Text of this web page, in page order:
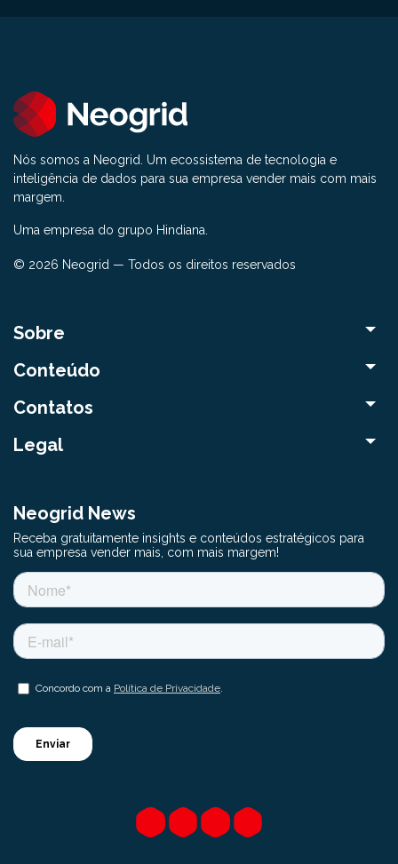
Nós somos a Neogrid. Um ecossistema de tecnologia e
inteligência de dados para sua empresa vender mais com mais
margem.
Uma empresa do grupo Hindiana.
© 2026 Neogrid — Todos os direitos reservados
Sobre
Conteúdo
Contatos
Legal
Neogrid News